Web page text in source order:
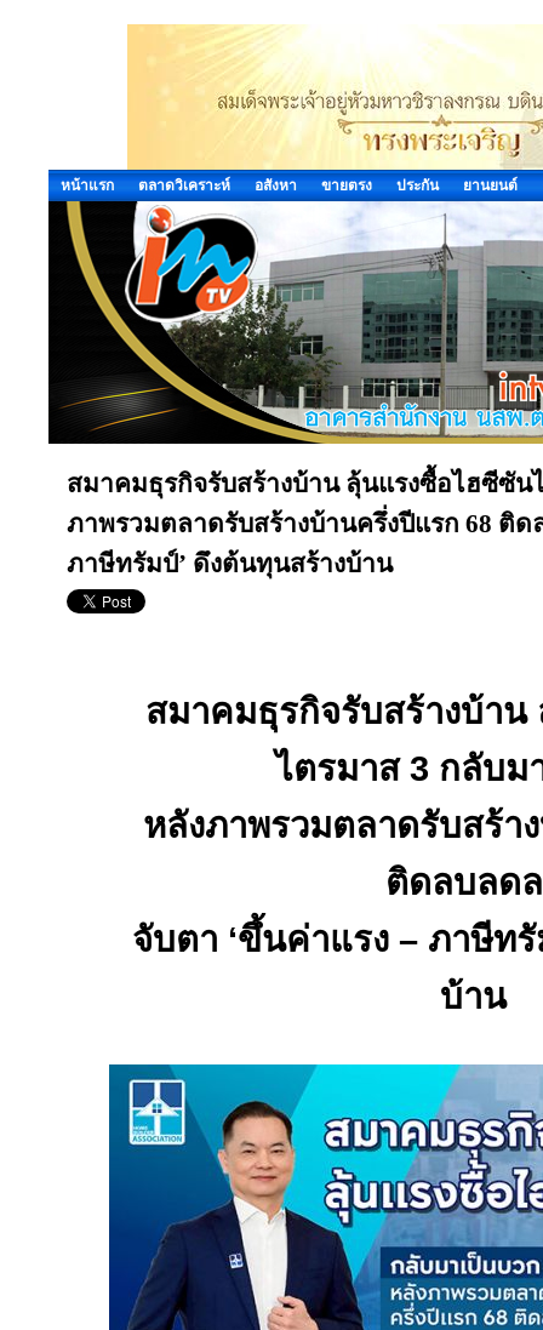
หน้าแรก ตลาดวิเคราะห์ อสังหา ขายตรง ประกัน ยานยนต์
สมาคมธุรกิจรับสร้างบ้าน ลุ้นแรงซื้อไฮซีซัน
ภาพรวมตลาดรับสร้างบ้านครึ่งปีแรก 68 ติด
ภาษีทรัมป์’ ดึงต้นทุนสร้างบ้าน
สมาคมธุรกิจรับสร้างบ้า
ไตรมาส 3 กลับม
หลังภาพรวมตลาดรับสร้า
ติดลบลด
จับตา ‘ขึ้นค่าแรง – ภาษีทรั
บ้าน